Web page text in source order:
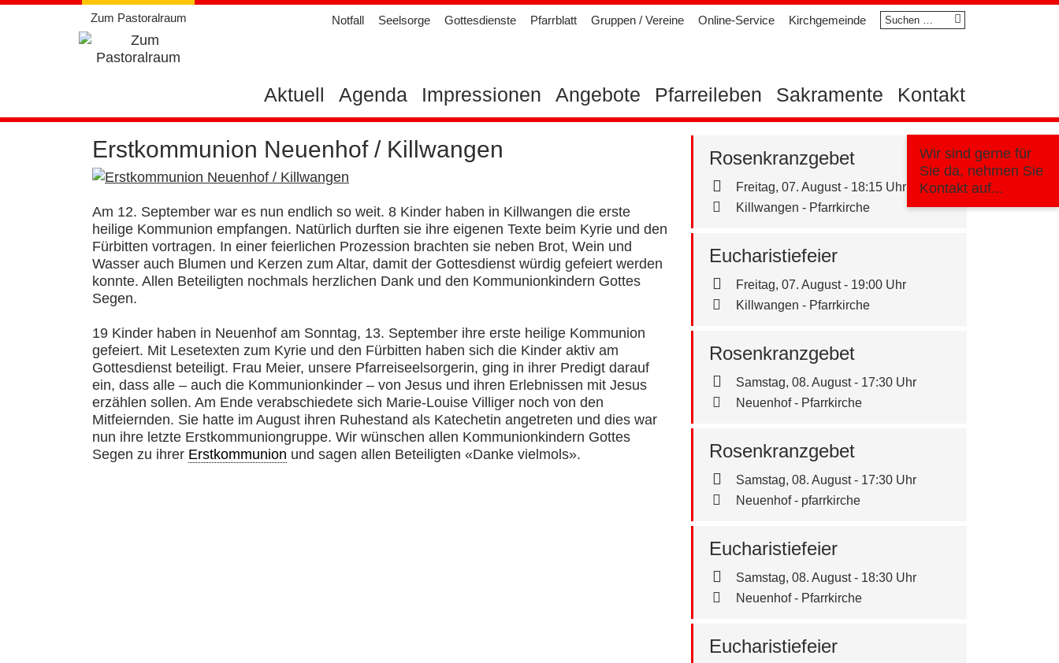
Zum Pastoralraum Notfall Seelsorge Gottesdienste Pfarrblatt Gruppen / Vereine Online-Service Kirchgemeinde
Suchen
nach:
Aktuell Agenda Impressionen Angebote Pfarreileben Sakramente Kontakt
Wir sind gerne für
Sie da, nehmen Sie
Kontakt auf...
Erstkommunion Neuenhof / Killwangen
Am 12. September war es nun endlich so weit. 8 Kinder haben in Killwangen die erste
heilige Kommunion empfangen. Natürlich durften sie ihre eigenen Texte beim Kyrie und den
Fürbitten vortragen. In einer feierlichen Prozession brachten sie neben Brot, Wein und
Wasser auch Blumen und Kerzen zum Altar, damit der Gottesdienst würdig gefeiert werden
konnte. Allen Beteiligten nochmals herzlichen Dank und den Kommunionkindern Gottes
Segen.
19 Kinder haben in Neuenhof am Sonntag, 13. September ihre erste heilige Kommunion
gefeiert. Mit Lesetexten zum Kyrie und den Fürbitten haben sich die Kinder aktiv am
Gottesdienst beteiligt. Frau Meier, unsere Pfarreiseelsorgerin, ging in ihrer Predigt darauf
ein, dass alle – auch die Kommunionkinder – von Jesus und ihren Erlebnissen mit Jesus
erzählen sollen. Am Ende verabschiedete sich Marie-Louise Villiger noch von den
Mitfeiernden. Sie hatte im August ihren Ruhestand als Katechetin angetreten und dies war
nun ihre letzte Erstkommuniongruppe. Wir wünschen allen Kommunionkindern Gottes
Segen zu ihrer Erstkommunion und sagen allen Beteiligten «Danke vielmols».
Freitag, 07. August - 18:15 Uhr
Killwangen - Pfarrkirche
Rosenkranzgebet
Freitag, 07. August - 19:00 Uhr
Killwangen - Pfarrkirche
Eucharistiefeier
Samstag, 08. August - 17:30 Uhr
Neuenhof - Pfarrkirche
Rosenkranzgebet
Samstag, 08. August - 17:30 Uhr
Neuenhof - pfarrkirche
Rosenkranzgebet
Samstag, 08. August - 18:30 Uhr
Neuenhof - Pfarrkirche
Eucharistiefeier
Eucharistiefeier